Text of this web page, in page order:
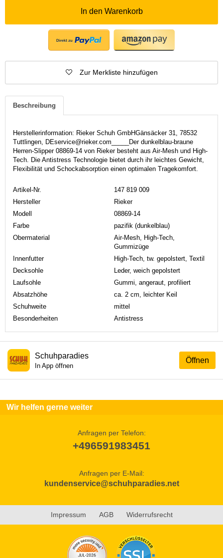
In den Warenkorb
Zur Merkliste hinzufügen
Beschreibung
Herstellerinformation: Rieker Schuh GmbHGänsäcker 31, 78532
Tuttlingen, DEservice@rieker.com_____Der dunkelblau-braune
Herren-Slipper 08869-14 von Rieker besteht aus Air-Mesh und High-
Tech. Die Antistress Technologie bietet durch ihr leichtes Gewicht,
Flexibilität und Schockabsorption einen optimalen Tragekomfort.
Artikel-Nr.
147 819 009
Hersteller
Rieker
Modell
08869-14
Farbe
pazifik (dunkelblau)
Obermaterial
Air-Mesh, High-Tech,
Gummizüge
Innenfutter
High-Tech, tw. gepolstert, Textil
Decksohle
Leder, weich gepolstert
Laufsohle
Gummi, angeraut, profiliert
Absatzhöhe
ca. 2 cm, leichter Keil
Schuhweite
mittel
Besonderheiten
Antistress
Öffnen
Schuhparadies
In App öffnen
Wir helfen gerne weiter
Anfragen per Telefon:
+496591983451
Anfragen per E-Mail:
kundenservice@schuhparadies.net
Impressum AGB Widerrufsrecht